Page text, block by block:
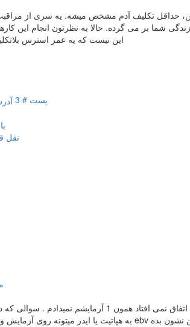
حداقل تکلیف آدم مشخص میشه. یه سری از
شما بر می گرده. حالا به نظرتون انجام این
این نیست که یه عمر استرس
پست # 3
نقل
نمیدادم . سوالی که دارم اینه آلوده شدن